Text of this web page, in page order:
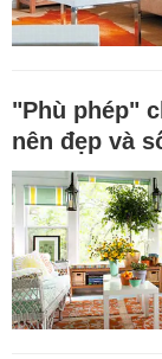
"Phù phép"
nên đẹp và